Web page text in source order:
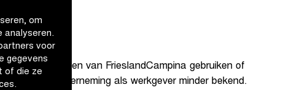
om
analyseren.
voor
gegevens
of die ze
producten van FrieslandCampina gebruiken of
de zuivelonderneming als werkgever minder bekend.